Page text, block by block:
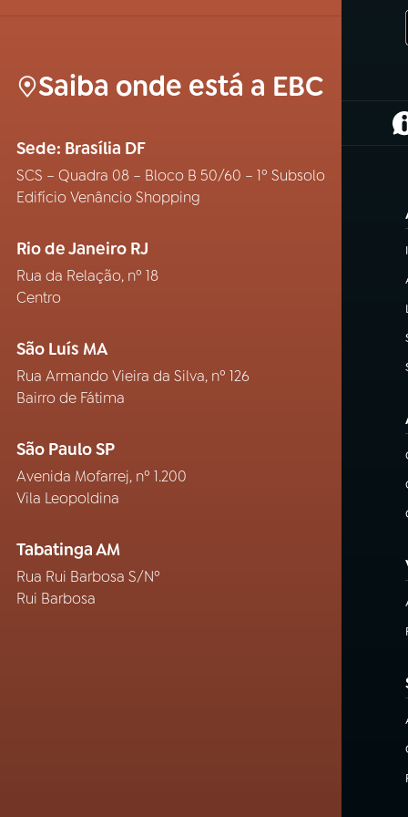
Saiba onde está a EBC
Sede: Brasília DF
SCS – Quadra 08 – Bloco B 50/60 – 1º Subsolo
Edifício Venâncio Shopping
Rio de Janeiro RJ
Rua da Relação, nº 18
Centro
São Luís MA
Rua Armando Vieira da Silva, nº 126
Bairro de Fátima
São Paulo SP
Avenida Mofarrej, nº 1.200
Vila Leopoldina
Tabatinga AM
Rua Rui Barbosa S/Nº
Rui Barbosa